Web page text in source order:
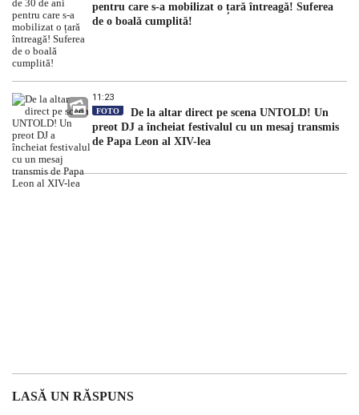
pentru care s-a mobilizat o țară întreagă! Suferea
de o boală cumplită!
11:23
FOTO
De la altar direct pe scena UNTOLD! Un
preot DJ a încheiat festivalul cu un mesaj transmis
de Papa Leon al XIV-lea
LASĂ UN RĂSPUNS